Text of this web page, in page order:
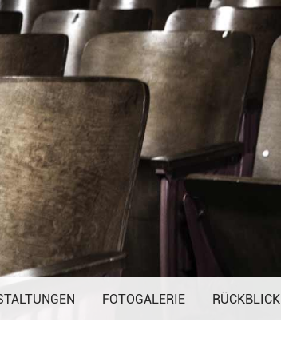
überspringen
FOTOGALERIE RÜCKBLICK